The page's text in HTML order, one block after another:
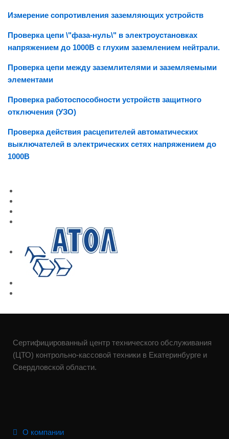
Измерение сопротивления заземляющих устройств
Проверка цепи \"фаза-нуль\" в электроустановках
напряжением до 1000В с глухим заземлением нейтрали.
Проверка цепи между заземлителями и заземляемыми
элементами
Проверка работоспособности устройств защитного
отключения (УЗО)
Проверка действия расцепителей автоматических
выключателей в электрических сетях напряжением до
1000В
Сертифицированный центр технического обслуживания
(ЦТО) контрольно-кассовой техники в Екатеринбурге и
Свердловской области.
О компании